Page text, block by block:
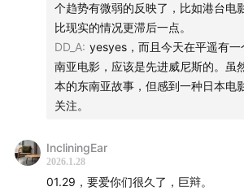
集三种刻板印象之大成？
陪富豪玩乐的帮闲
白人还是高高在上的启蒙者
法国人认为主要是阶级鸿沟和郊区问
对艺术的认知也是阶级差异
美版翻拍改得更加「正确」了
色盲政策的bug
个趋势有微弱的反映了，比如港台电
比现实的情况更滞后一点。
DD_A: yesyes，而且今天在平遥有
南亚电影，应该是先进威尼斯的。虽
本的东南亚故事，但感到一种日本电
关注。
IncliningEar
2026.1.28
01.29，要爱你们很久了，巨辩。